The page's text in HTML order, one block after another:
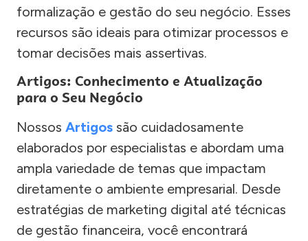
formalização e gestão do seu negócio. Esses
recursos são ideais para otimizar processos e
tomar decisões mais assertivas.
Artigos: Conhecimento e Atualização
para o Seu Negócio
Nossos Artigos são cuidadosamente
elaborados por especialistas e abordam uma
ampla variedade de temas que impactam
diretamente o ambiente empresarial. Desde
estratégias de marketing digital até técnicas
de gestão financeira, você encontrará